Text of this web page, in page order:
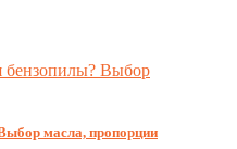
масла, пропорции